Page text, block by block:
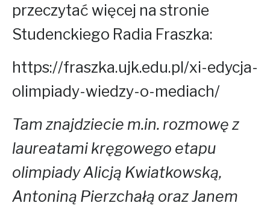
przeczytać więcej na stronie
Studenckiego Radia Fraszka:
https://fraszka.ujk.edu.pl/xi-edycja-
olimpiady-wiedzy-o-mediach/
Tam znajdziecie m.in. rozmowę z
laureatami kręgowego etapu
olimpiady Alicją Kwiatkowską,
Antoniną Pierzchałą oraz Janem